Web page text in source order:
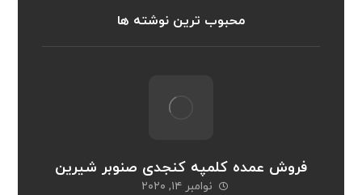
محبوب ترین نوشته ها
فروش عمده کلمپه کنجدی صنوبر شیرین
نوامبر ۱۴, ۲۰۲۰